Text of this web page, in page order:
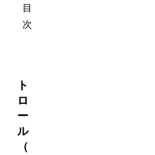
目
次
ト
ロ
ー
ル
（